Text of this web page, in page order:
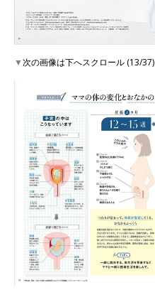
▼次の画像は下へスクロール (13/37)